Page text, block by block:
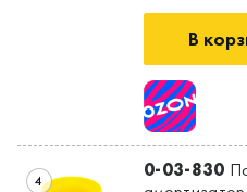
В
4 0-03-830